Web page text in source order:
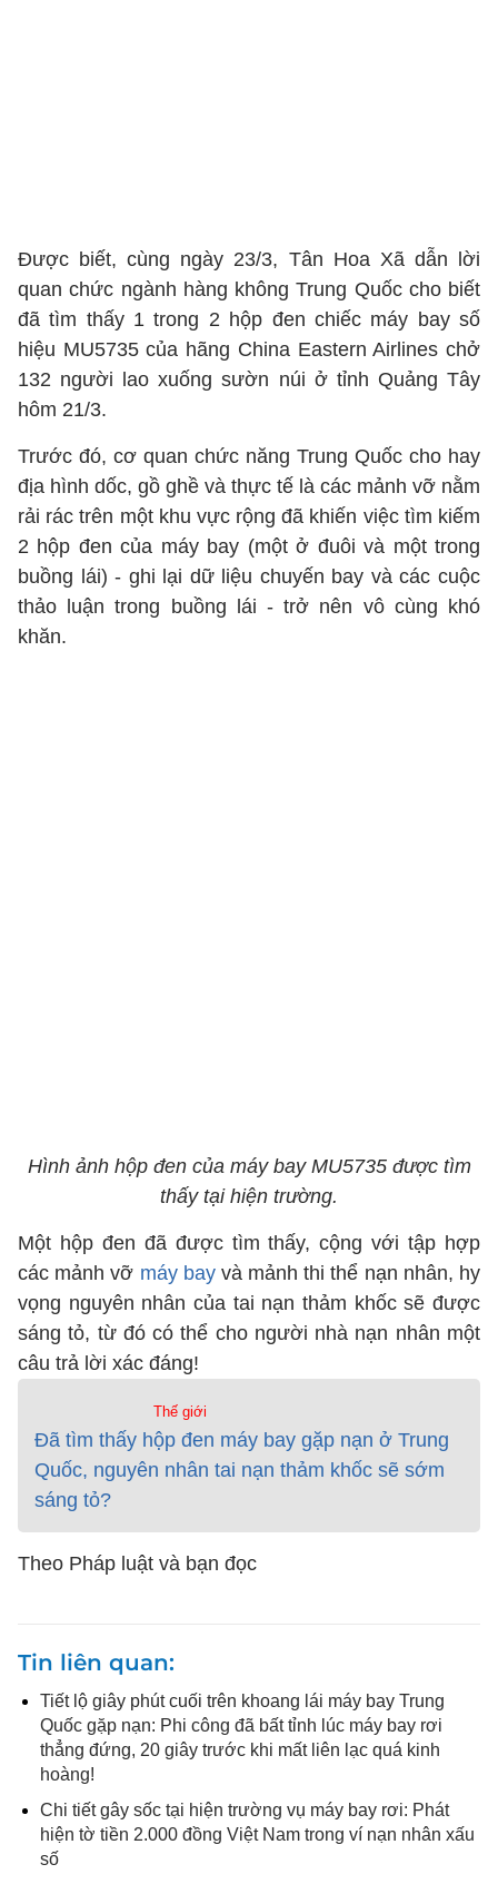
Được biết, cùng ngày 23/3, Tân Hoa Xã dẫn lời
quan chức ngành hàng không Trung Quốc cho biết
đã tìm thấy 1 trong 2 hộp đen chiếc máy bay số
hiệu MU5735 của hãng China Eastern Airlines chở
132 người lao xuống sườn núi ở tỉnh Quảng Tây
hôm 21/3.
Trước đó, cơ quan chức năng Trung Quốc cho hay
địa hình dốc, gồ ghề và thực tế là các mảnh vỡ nằm
rải rác trên một khu vực rộng đã khiến việc tìm kiếm
2 hộp đen của máy bay (một ở đuôi và một trong
buồng lái) - ghi lại dữ liệu chuyến bay và các cuộc
thảo luận trong buồng lái - trở nên vô cùng khó
khăn.
Hình ảnh hộp đen của máy bay MU5735 được tìm
thấy tại hiện trường.
Một hộp đen đã được tìm thấy, cộng với tập hợp
các mảnh vỡ máy bayvà mảnh thi thể nạn nhân, hy
vọng nguyên nhân của tai nạn thảm khốc sẽ được
sáng tỏ, từ đó có thể cho người nhà nạn nhân một
câu trả lời xác đáng!
Thế giới
Đã tìm thấy hộp đen máy bay gặp nạn ở Trung
Quốc, nguyên nhân tai nạn thảm khốc sẽ sớm
sáng tỏ?
Theo Pháp luật và bạn đọc
Tin liên quan
Tiết lộ giây phút cuối trên khoang lái máy bay Trung
Quốc gặp nạn: Phi công đã bất tỉnh lúc máy bay rơi
thẳng đứng, 20 giây trước khi mất liên lạc quá kinh
hoàng!
Chi tiết gây sốc tại hiện trường vụ máy bay rơi: Phát
hiện tờ tiền 2.000 đồng Việt Nam trong ví nạn nhân xấu
số